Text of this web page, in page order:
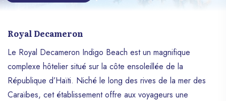
Royal Decameron
Le Royal Decameron Indigo Beach est un magnifique
complexe hôtelier situé sur la côte ensoleillée de la
République d’Haïti. Niché le long des rives de la mer des
Caraïbes, cet établissement offre aux voyageurs une